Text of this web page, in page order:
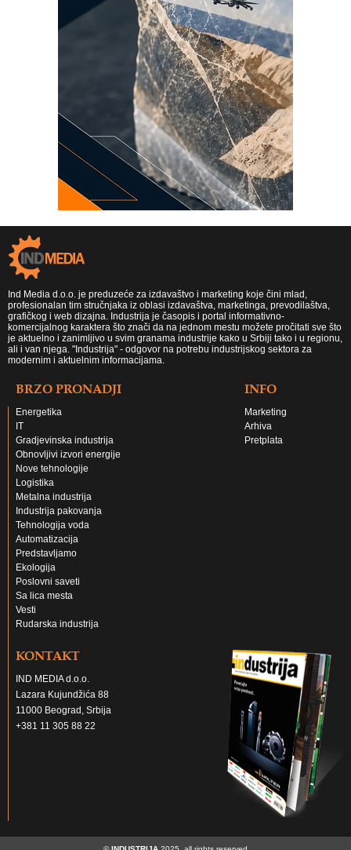
Ind Media d.o.o. je preduzeće za izdavaštvo i marketing koje čini mlad,
profesionalan tim stručnjaka iz oblasi izdavaštva, marketinga, prevodilaštva,
grafičkog i web dizajna. Industrija je časopis i portal informativno-
komercijalnog karaktera što znači da na jednom mestu možete pročitati sve što
je aktuelno i zanimljivo u svim granama industrije kako u Srbiji tako i u regionu,
ali i van njega. "Industrija" - odgovor na potrebu industrijskog sektora za
modernim i aktuelnim informacijama.
BRZO PRONADJI
Energetika
IT
Gradjevinska industrija
Obnovljivi izvori energije
Nove tehnologije
Logistika
Metalna industrija
Industrija pakovanja
Tehnologija voda
Automatizacija
Predstavljamo
Ekologija
Poslovni saveti
Sa lica mesta
Vesti
Rudarska industrija
INFO
Marketing
Arhiva
Pretplata
KONTAKT
IND MEDIA d.o.o.
Lazara Kujundžića 88
11000 Beograd, Srbija
+381 11 305 88 22